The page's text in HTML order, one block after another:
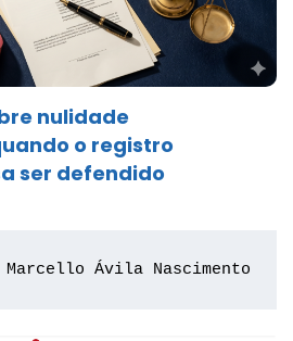
nulidade
o registro
ser defendido
Marcello Ávila Nascimento